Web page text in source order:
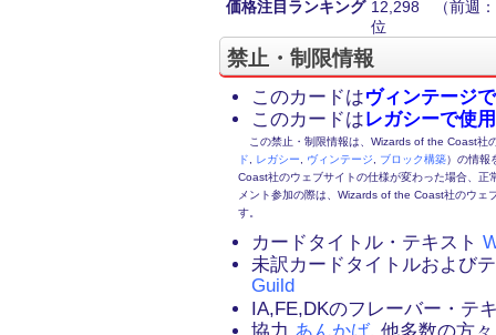
価格注目ランキング 12,298
位
（前週
禁止・制限情報
このカードはヴィンテージ
このカードはレガシーで使
この禁止・制限情報は、Wizards of the Coast社
ド
レガシー ヴィンテージ ブロック構築）の情報
Coast社のウェブサイトの仕様が変わった場合、
メント参加の際は、Wizards of the Coast社のウェ
す。
カードタイトル・テキスト
未訳カードタイトルおよび
Guild
IA,FE,DKのフレーバー・テ